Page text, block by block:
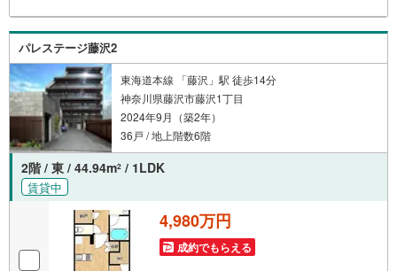
パレステージ藤沢2
東海道本線 「藤沢」駅 徒歩14分
神奈川県藤沢市藤沢1丁目
2024年9月（築2年）
36戸 / 地上階数6階
2階 / 東 / 44.94m2 / 1LDK
賃貸中
4,980万円
成約でもらえる